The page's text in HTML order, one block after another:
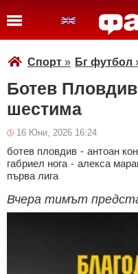
Спорт » Бг футбол
Ботев
шестима
16 Юни, 2026 16:24
ботев пловдив - антоан
габриел нога - алекса
първа лига
Вчера тимът